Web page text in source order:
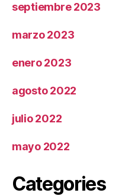
septiembre 2023
marzo 2023
enero 2023
agosto 2022
julio 2022
mayo 2022
Categories